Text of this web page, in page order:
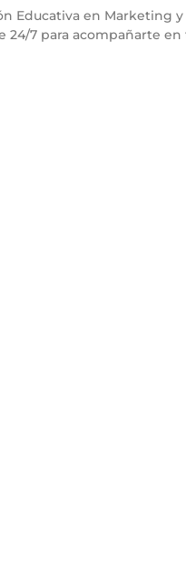
Educativa en Marketing
7 para acompañarte